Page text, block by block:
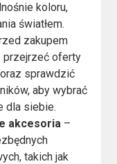
koloru,
światłem.
zakupem
przejrzeć oferty
sprawdzić
aby wybrać
dla siebie.
akcesoria –
takich jak